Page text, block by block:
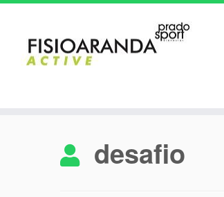
Saltar
contenido
desafio